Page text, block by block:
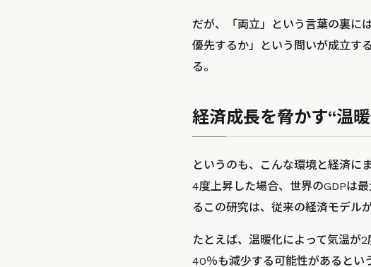
だが、「両立」という言葉の裏に
優先するか」という問いが成立す
る。
経済成長を脅かす“温
というのも、こんな環境と経済に
4度上昇した場合、世界のGDPは
るこの研究は、従来の経済モデル
たとえば、温暖化によって気温が
40％も減少する可能性があるとい